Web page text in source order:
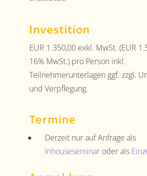
Investition
EUR 1.350,00 exkl. MwSt. (EUR
16% MwSt.) pro Person inkl.
Teilnehmerunterlagen ggf. zzgl.
und Verpflegung.
Termine
Derzeit nur auf Anfrage als
Inhouseseminaroder als